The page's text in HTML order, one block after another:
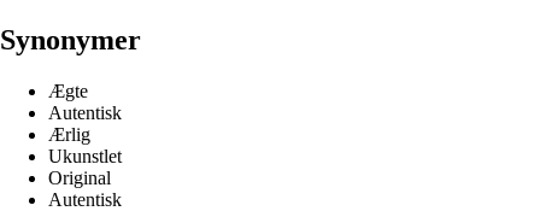
Synonymer
Ægte
Autentisk
Ærlig
Ukunstlet
Original
Autentisk